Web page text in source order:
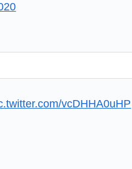
vcDHHA0uHP